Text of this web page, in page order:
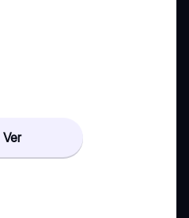
Ver